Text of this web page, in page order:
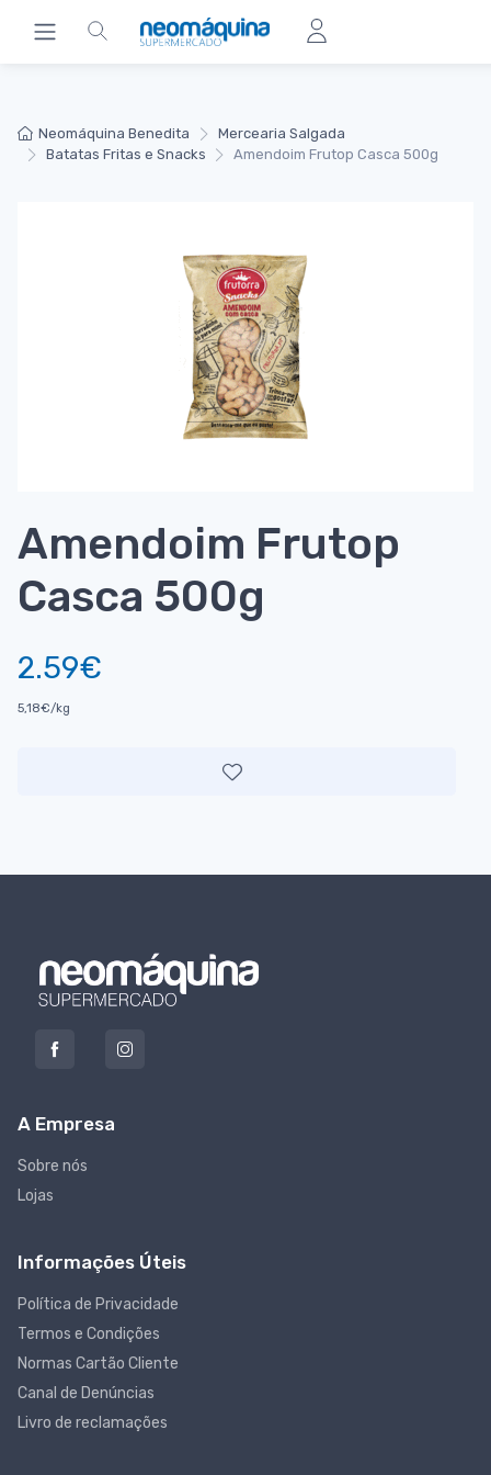
Neomáquina Benedita
Mercearia Salgada
Batatas Fritas e Snacks
Amendoim Frutop Casca 500g
Amendoim Frutop
Casca 500g
2.59€
5,18€/kg
A Empresa
Sobre nós
Lojas
Informações Úteis
Política de Privacidade
Termos e Condições
Normas Cartão Cliente
Canal de Denúncias
Livro de reclamações